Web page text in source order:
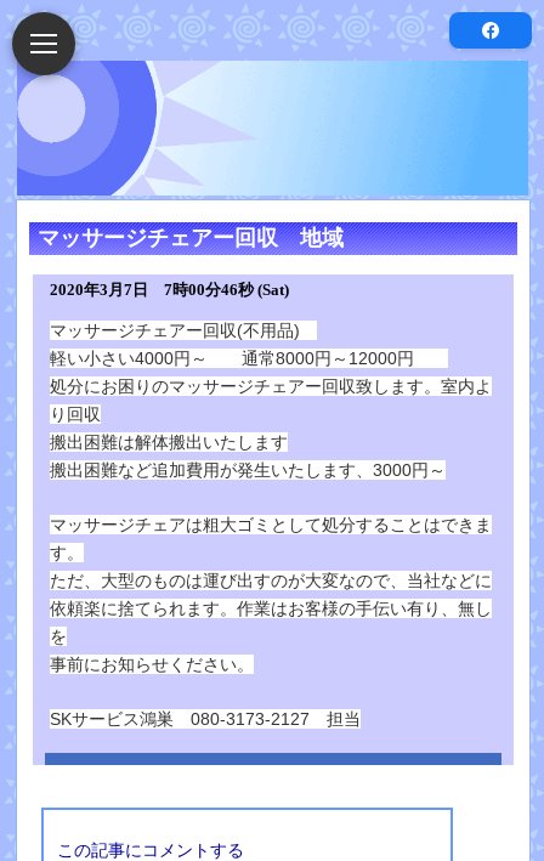
マッサージチェアー回収 地域
2020年3月7日 7時00分46秒 (Sat)
マッサージチェアー回収(不用品)
軽い小さい4000円～ 通常8000円～12000円
処分にお困りのマッサージチェアー回収致します。室内よ
り回収
搬出困難は解体搬出いたします
搬出困難など追加費用が発生いたします、3000円～
マッサージチェアは粗大ゴミとして処分することはできま
す。
ただ、大型のものは運び出すのが大変なので、当社などに
依頼楽に捨てられます。作業はお客様の手伝い有り、無し
を
事前にお知らせください。
SKサービス鴻巣 080-3173-2127 担当
この記事にコメントする